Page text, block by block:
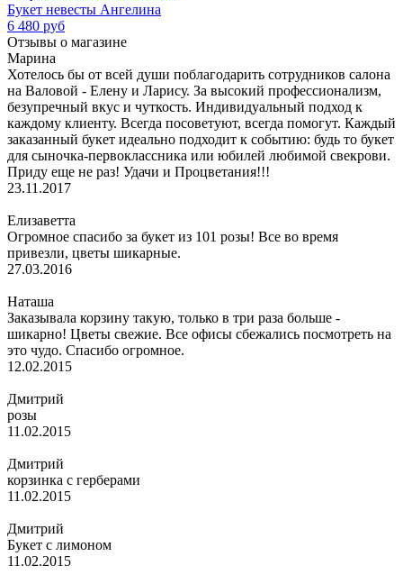
Букет невесты Ангелина
6 480 руб
Отзывы о магазине
Марина
Хотелось бы от всей души поблагодарить сотрудников салона
на Валовой - Елену и Ларису. За высокий профессионализм,
безупречный вкус и чуткость. Индивидуальный подход к
каждому клиенту. Всегда посоветуют, всегда помогут. Каждый
заказанный букет идеально подходит к событию: будь то букет
для сыночка-первоклассника или юбилей любимой свекрови.
Приду еще не раз! Удачи и Процветания!!!
23.11.2017
Елизаветта
Огромное спасибо за букет из 101 розы! Все во время
привезли, цветы шикарные.
27.03.2016
Наташа
Заказывала корзину такую, только в три раза больше -
шикарно! Цветы свежие. Все офисы сбежались посмотреть на
это чудо. Спасибо огромное.
12.02.2015
Дмитрий
розы
11.02.2015
Дмитрий
корзинка с герберами
11.02.2015
Дмитрий
Букет с лимоном
11.02.2015